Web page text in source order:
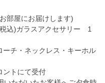
部屋にお届けします)
込)ガラスアクセサリー 1
チ・ネックレス・キーホル
ントにて受付